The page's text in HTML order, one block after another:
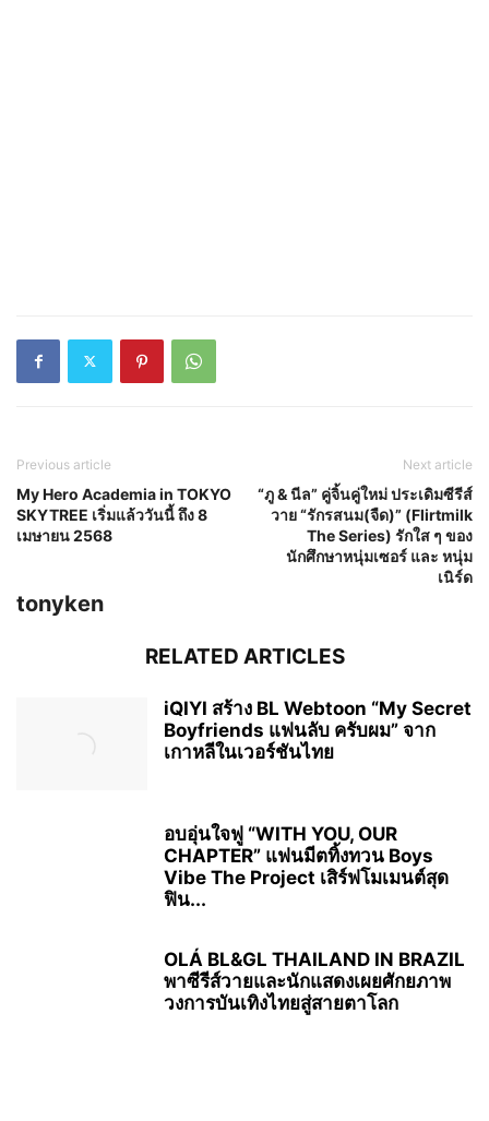
Previous article
My Hero Academia in TOKYO
SKYTREE เริ่มแล้ววันนี้ ถึง 8
เมษายน 2568
Next article
“ภู & นีล” คู่จิ้นคู่ใหม่ ประเดิมซีรีส์
วาย “รักรสนม(จืด)” (Flirtmilk
The Series) รักใส ๆ ของ
นักศึกษาหนุ่มเซอร์ และ หนุ่ม
เนิร์ด
tonyken
RELATED ARTICLES
iQIYI สร้าง BL Webtoon “My Secret
Boyfriends แฟนลับ ครับผม” จาก
เกาหลีในเวอร์ชันไทย
อบอุ่นใจฟู “WITH YOU, OUR
CHAPTER” แฟนมีตทิ้งทวน Boys
Vibe The Project เสิร์ฟโมเมนต์สุด
ฟิน...
OLÁ BL&GL THAILAND IN BRAZIL
พาซีรีส์วายและนักแสดงเผยศักยภาพ
วงการบันเทิงไทยสู่สายตาโลก